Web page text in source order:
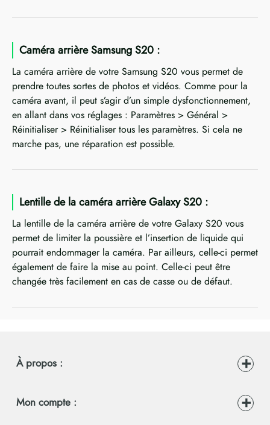
Caméra arrière Samsung S20 :
La caméra arrière de votre Samsung S20 vous permet de
prendre toutes sortes de photos et vidéos. Comme pour la
caméra avant, il peut s’agir d’un simple dysfonctionnement,
en allant dans vos réglages : Paramètres > Général >
Réinitialiser > Réinitialiser tous les paramètres. Si cela ne
marche pas, une réparation est possible.
Lentille de la caméra arrière Galaxy S20 :
La lentille de la caméra arrière de votre Galaxy S20 vous
permet de limiter la poussière et l’insertion de liquide qui
pourrait endommager la caméra. Par ailleurs, celle-ci permet
également de faire la mise au point. Celle-ci peut être
changée très facilement en cas de casse ou de défaut.
À propos :
Mon compte :